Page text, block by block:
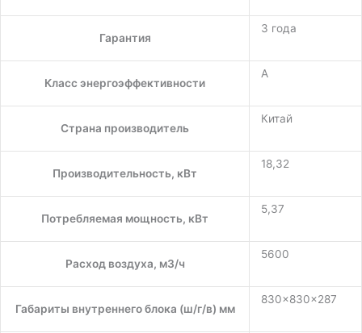
Гарантия
3 года
Класс энергоэффективности
A
Страна производитель
Китай
Производительность, кВт
18,32
Потребляемая мощность, кВт
5,37
Расход воздуха, м3/ч
5600
Габариты внутреннего блока (ш/г/в) мм
830×830×287